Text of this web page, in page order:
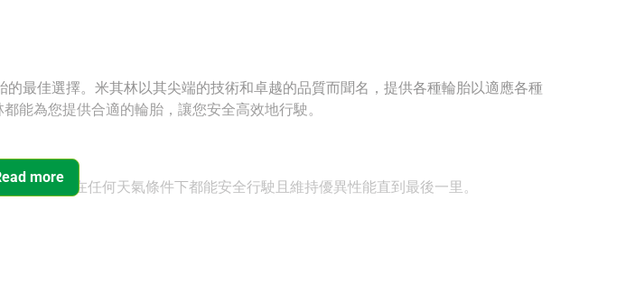
more
最佳選擇。米其林以其尖端的技術和卓越的品質而聞名，提供各種輪胎以適應各種
能為您提供合適的輪胎，讓您安全高效地行駛。
，確保您在任何天氣條件下都能安全行駛且維持優異性能直到最後一里。